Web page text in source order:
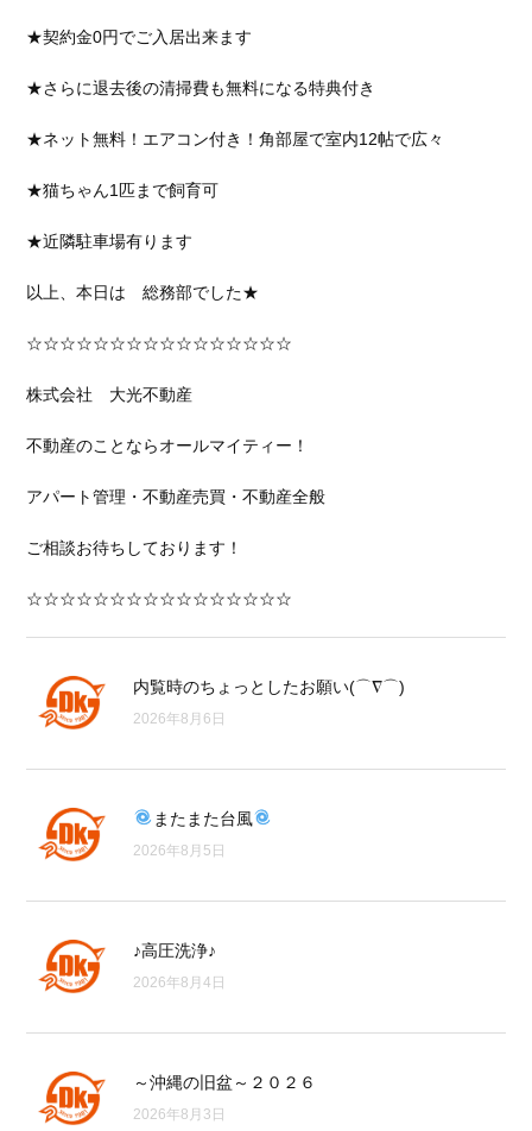
★契約金0円でご入居出来ます
★さらに退去後の清掃費も無料になる特典付き
★ネット無料！エアコン付き！角部屋で室内12帖で広々
★猫ちゃん1匹まで飼育可
★近隣駐車場有ります
以上、本日は 総務部でした★
☆☆☆☆☆☆☆☆☆☆☆☆☆☆☆☆
株式会社 大光不動産
不動産のことならオールマイティー！
アパート管理・不動産売買・不動産全般
ご相談お待ちしております！
☆☆☆☆☆☆☆☆☆☆☆☆☆☆☆☆
内覧時のちょっとしたお願い(⌒∇⌒)
2026年8月6日
またまた台風
2026年8月5日
♪高圧洗浄♪
2026年8月4日
～沖縄の旧盆～２０２６
2026年8月3日